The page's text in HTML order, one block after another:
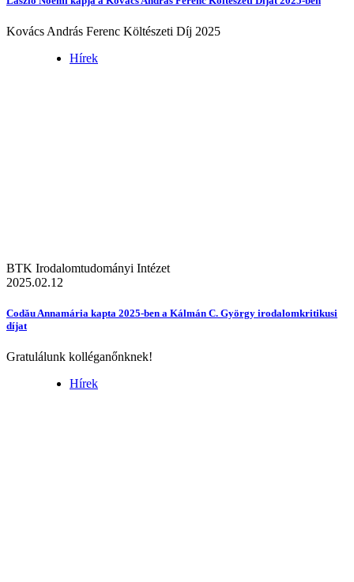
Kovács András Ferenc Költészeti Díj 2025
Hírek
BTK Irodalomtudományi Intézet
2025.02.12
Codău Annamária kapta 2025-ben a Kálmán C. György irodalomkritikusi
díjat
Gratulálunk kolléganőnknek!
Hírek